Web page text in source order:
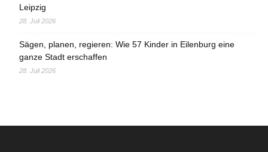
Leipzig
28. Juli 2026
Sägen, planen, regieren: Wie 57 Kinder in Eilenburg eine
ganze Stadt erschaffen
28. Juli 2026